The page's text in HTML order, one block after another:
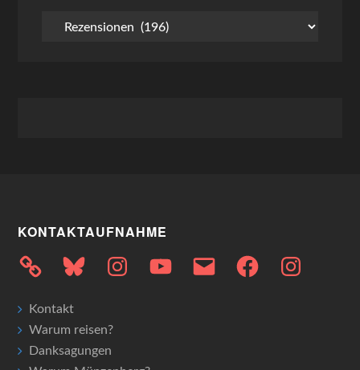
Kategorien
KONTAKTAUFNAHME
Bluesky InstagramYouTubeE-
Mail
FacebookInstagram
Kontakt
Warum reisen?
Danksagungen